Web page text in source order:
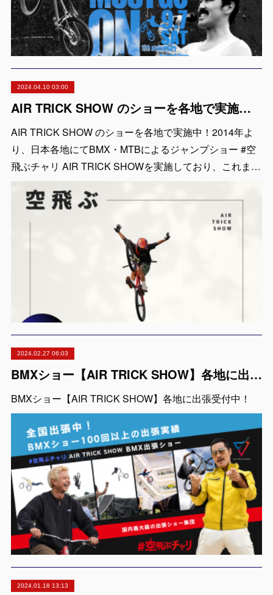
2024.04.10 03:00
AIR TRICK SHOW のショーを各地で実施中！出張依頼受付中！
AIR TRICK SHOW のショーを各地で実施中！2014年よ
り、日本各地にてBMX・MTBによるジャンプショー #空
飛ぶチャリ AIR TRICK SHOWを実施しており、これま…
2024.02.27 06:03
BMXショー【AIR TRICK SHOW】各地に出張受付中！
BMXショー【AIR TRICK SHOW】各地に出張受付中！
2024.01.18 13:13